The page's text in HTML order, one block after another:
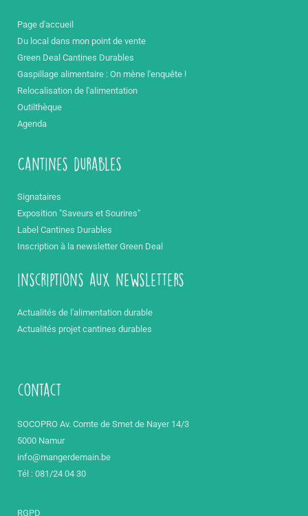
Page d'accueil
Du local dans mon point de vente
Green Deal Cantines Durables
Gaspillage alimentaire : On mène l'enquête !
Relocalisation de l'alimentation
Outilthèque
Agenda
Cantines durables
Signataires
Exposition "Saveurs et Sourires"
Label Cantines Durables
Inscription à la newsletter Green Deal
inscriptions aux newsletters
Actualités de l'alimentation durable
Actualités projet cantines durables
contact
SOCOPRO Av. Comte de Smet de Nayer 14/3
5000 Namur
info@mangerdemain.be
Tél : 081/24 04 30
RGPD